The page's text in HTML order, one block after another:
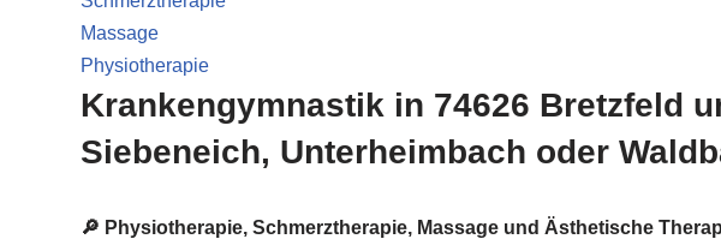
Massage
Physiotherapie
Krankengymnastik in 74626 Bretzfeld
Siebeneich, Unterheimbach oder
🔎 Physiotherapie, Schmerztherapie, Massage und Ästhetische